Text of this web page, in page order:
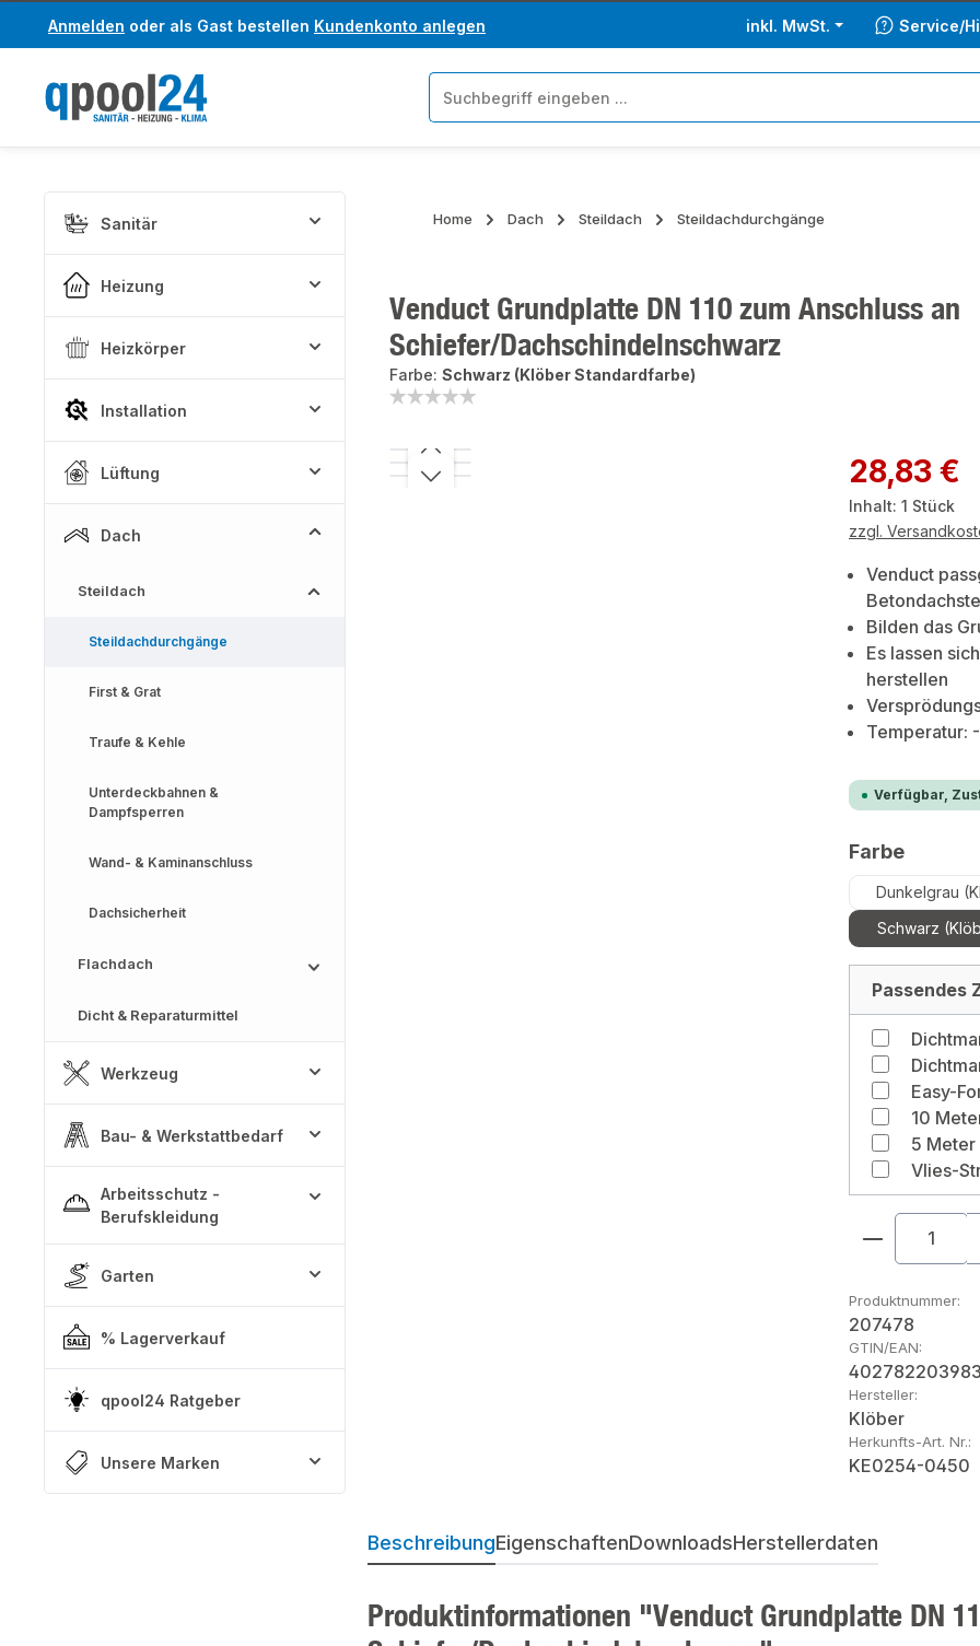
Hauptinhalt springen
Zur Suche springen
Anmelden oder als Gast bestellen Kundenkonto anlegen inkl. MwSt. Service/
Sanitär
Heizung
Heizkörper
Installation
Lüftung
Dach
Steildach
Steildachdurchgänge
First & Grat
Traufe & Kehle
Unterdeckbahnen &
Dampfsperren
Wand- & Kaminanschluss
Dachsicherheit
Flachdach
Dicht & Reparaturmittel
Werkzeug
Bau- & Werkstattbedarf
Arbeitsschutz -
Berufskleidung
Garten
% Lagerverkauf
qpool24 Ratgeber
Unsere Marken
Home Dach Steildach Steildachdurchgänge
Venduct Grundplatte DN 110 zum Anschluss an
Schiefer/Dachschindelnschwarz
Farbe: Schwarz (Klöber Standardfarbe)
Bildergalerie überspringen Regulärer Preis:
28,83 €
Inhalt: 1 Stück
zzgl.
Venduct
Bilden das
Es lassen
herstellen
Temperatur:
Verfügbar,
Farbe
Dunkelgrau
Schwarz
Passendes
Produkt
Produktnummer:
207478
GTIN/EAN:
Hersteller:
Klöber
Herkunfts-Art. Nr.:
KE0254-0450
BeschreibungEigenschaftenDownloadsHerstellerdaten
Produktinformationen "Venduct Grundplatte DN